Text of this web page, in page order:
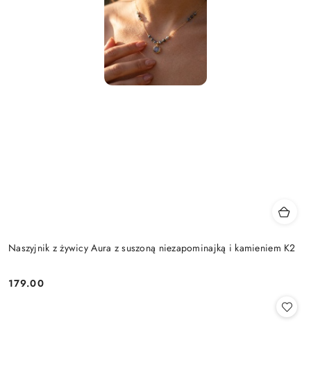
Naszyjnik z żywicy Aura z suszoną niezapominajką i kamieniem K2
Cena:
179.00